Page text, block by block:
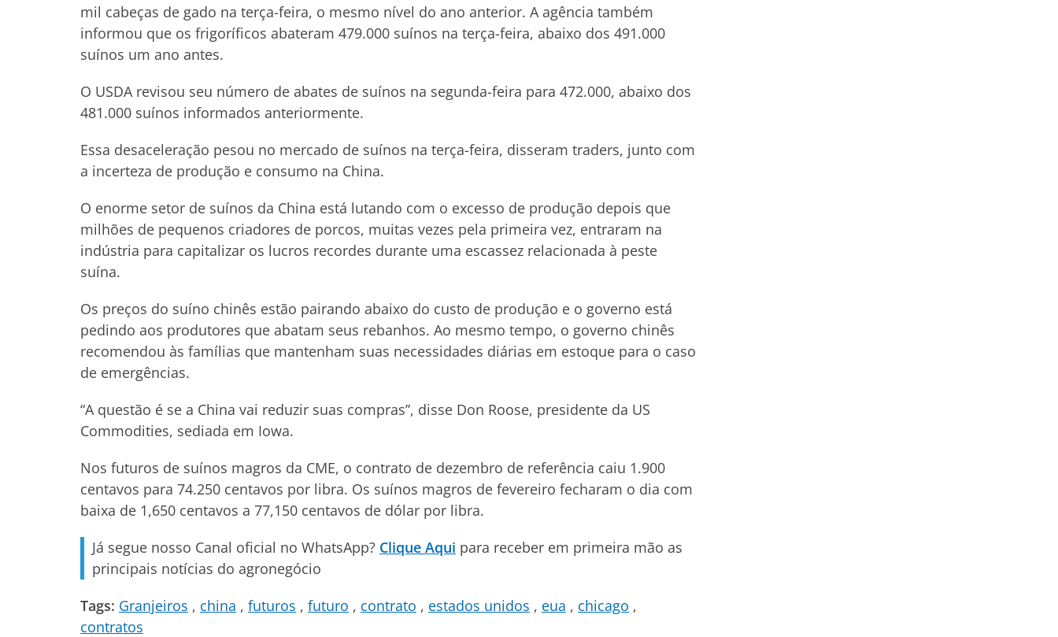
mil cabeças de gado na terça-feira, o mesmo nível do ano anterior. A agência também
informou que os frigoríficos abateram 479.000 suínos na terça-feira, abaixo dos 491.000
suínos um ano antes.
O USDA revisou seu número de abates de suínos na segunda-feira para 472.000, abaixo dos
481.000 suínos informados anteriormente.
Essa desaceleração pesou no mercado de suínos na terça-feira, disseram traders, junto com
a incerteza de produção e consumo na China.
O enorme setor de suínos da China está lutando com o excesso de produção depois que
milhões de pequenos criadores de porcos, muitas vezes pela primeira vez, entraram na
indústria para capitalizar os lucros recordes durante uma escassez relacionada à peste
suína.
Os preços do suíno chinês estão pairando abaixo do custo de produção e o governo está
pedindo aos produtores que abatam seus rebanhos. Ao mesmo tempo, o governo chinês
recomendou às famílias que mantenham suas necessidades diárias em estoque para o caso
de emergências.
“A questão é se a China vai reduzir suas compras”, disse Don Roose, presidente da US
Commodities, sediada em Iowa.
Nos futuros de suínos magros da CME, o contrato de dezembro de referência caiu 1.900
centavos para 74.250 centavos por libra. Os suínos magros de fevereiro fecharam o dia com
baixa de 1,650 centavos a 77,150 centavos de dólar por libra.
Já segue nosso Canal oficial no WhatsApp? Clique Aqui para receber em primeira mão as
principais notícias do agronegócio
Tags: Granjeiros china futuros futuro contrato estados unidos eua
chicago
contratos